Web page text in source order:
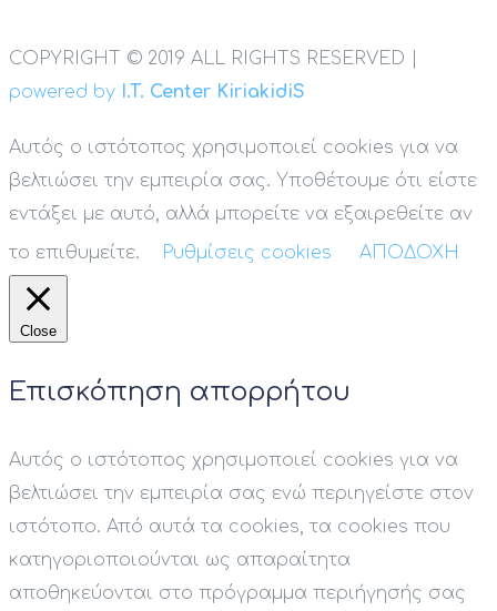
COPYRIGHT © 2019 ALL RIGHTS RESERVED |
powered by
I.T. Center KiriakidiS
Αυτός ο ιστότοπος χρησιμοποιεί cookies για να
βελτιώσει την εμπειρία σας. Υποθέτουμε ότι είστε
εντάξει με αυτό, αλλά μπορείτε να εξαιρεθείτε αν
το επιθυμείτε.
Ρυθμίσεις cookies ΑΠΟΔΟΧΗ
Close
Επισκόπηση απορρήτου
Αυτός ο ιστότοπος χρησιμοποιεί cookies για να
βελτιώσει την εμπειρία σας ενώ περιηγείστε στον
ιστότοπο. Από αυτά τα cookies, τα cookies που
κατηγοριοποιούνται ως απαραίτητα
αποθηκεύονται στο πρόγραμμα περιήγησής σας